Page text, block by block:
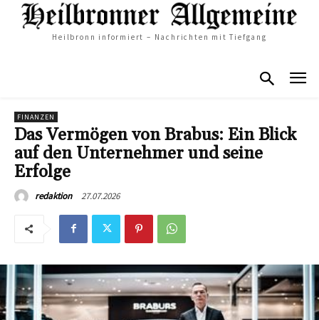
Heilbronn informiert – Nachrichten mit Tiefgang
FINANZEN
Das Vermögen von Brabus: Ein Blick
auf den Unternehmer und seine
Erfolge
redaktion 27.07.2026